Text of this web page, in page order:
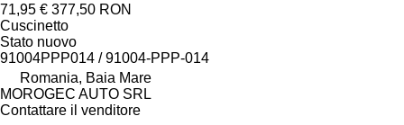
71,95 € 377,50 RON
Cuscinetto
Stato nuovo
91004PPP014 / 91004-PPP-014
Romania, Baia Mare
MOROGEC AUTO SRL
Contattare il venditore